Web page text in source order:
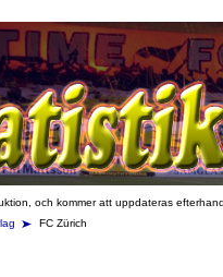
och kommer att uppdateras
FC Zürich